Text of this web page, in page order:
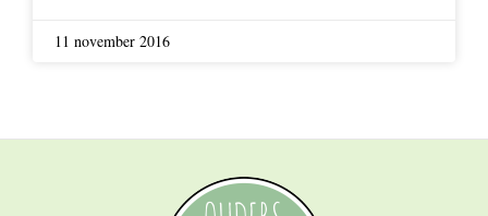
11 november 2016